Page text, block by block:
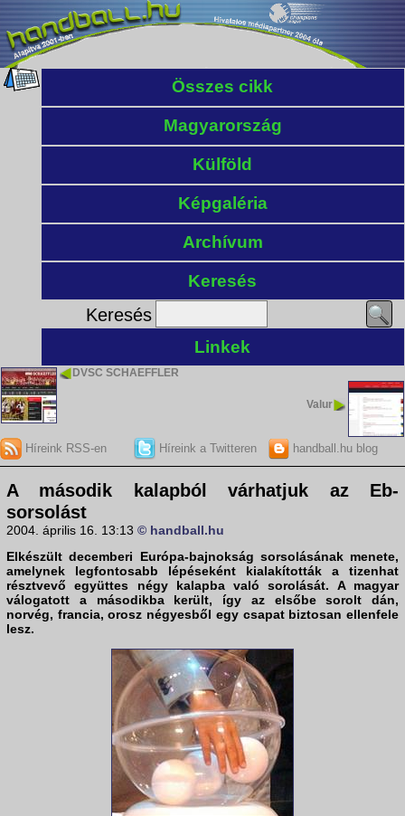
Összes cikk
Magyarország
Külföld
Képgaléria
Archívum
Keresés
Keresés
Linkek
DVSC SCHAEFFLER
Valur
Híreink RSS-en Híreink a Twitteren handball.hu blog
A második kalapból várhatjuk az Eb-
sorsolást
2004. április 16. 13:13 © handball.hu
Elkészült decemberi Európa-bajnokság sorsolásának menete,
amelynek legfontosabb lépéseként kialakították a tizenhat
résztvevő együttes négy kalapba való sorolását. A magyar
válogatott a másodikba került, így az elsőbe sorolt dán,
norvég, francia, orosz négyesből egy csapat biztosan ellenfele
lesz.